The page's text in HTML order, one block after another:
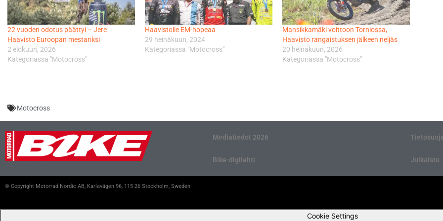
22 vuoden odotus päättyi – Jere
Haavisto Euroopan mestariksi
2 elokuun, 2026
Kategoriassa "Motocross"
Haavistolle EM-hopeaa
29 heinäkuun, 2024
Kategoriassa "Motocross"
Mansikkamäki voittoon Torniossa,
Haavisto rangaistuksen jälkeen neljäs
20 heinäkuun, 2026
Kategoriassa "Motocross"
Motocross
Mediatiedot 2026
Bike-digilehti Julkaistu
© Copyright Motorrad Nordic AB, Karlavägen 96, 115 26 Stockholm, Sweden
Cookie Settings